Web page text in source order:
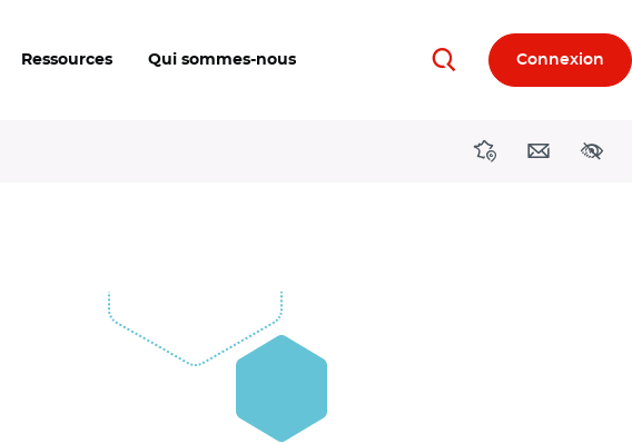
Ressources Qui sommes-nous RechercherConnexion
DirectionsContact